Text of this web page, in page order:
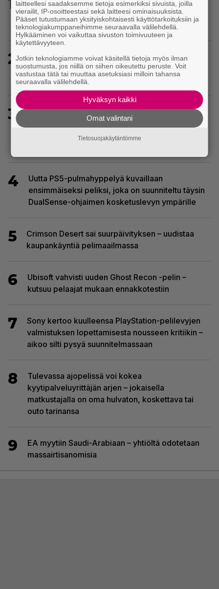
1
huippuarvostelut – saapui heti julkaisupäivänään
tilaajien saataville
2
Ghost Recon 25 vuotta: nappaa nyt ilmaiseksi
Ghost Recon: Future Soldier sekä merkittävä
Ghost Recon Wildlands -päivitys
3
Sony on keskustellut jälleenmyyjien kanssa
levyttömyyteen siirtymisestä – Yhdysvalloissa
pelejä myydään latauskoodin sisältävissä
4
Uutta PS5-pulmahyppelyä kuvaillaan
ensimmäiseksi peliksi, joka on suunniteltu täysin
DualSense-ohjaimen kosketuslevyn ympärille
5
Crimson Desert sai suurpäivityksen – uudistaa
kaupankäyntiä pelimaailmassa
6
Ubisoft vahvisti uuden Ghost Recon -pelin –
kutsuu pelaajat mukaan ennakkotestiin
7
Sony kertoo kuulleensa PlayStation-pelilevyjen
valmistuksen lopettamisesta nousseen kritiikin –
aikoo silti pysyä suunnitelmassaan
8
Tulevassa ajopelissä voi kokea
kyytipalveluyrittäjän arjen – jokaisella
matkustajalla on oma hulvaton, koskettava tai
outo tarinansa
9
EA myytiin Saudi-Arabiaan – yhtiöltä odotetaan
massairtisanomisia
laitteellesi saadaksemme tietoja esimerkiksi sivuista, joilla
vierailit, IP-osoitteestasi sekä laitteesi ominaisuuksista.
Pääset tutustumaan yksityiskohtaisesti käyttötarkoituksiin ja
teknologiakumppaneihimme seuraavalla välilehdellä.
Hylkääminen voi vaikuttaa sivuston toimivuuteen ja
käytettävyyteen.
Jotkin teknologiamme voivat käsitellä tietoja myös ilman
suostumusta, jos niillä on siihen oikeutettu peruste. Voit
vastustaa tätä tai muuttaa asetuksiasi milloin tahansa
seuraavalla välilehdellä.
Hyväksyn kaikki
Omat valintani
Tietosuojakäytäntömme